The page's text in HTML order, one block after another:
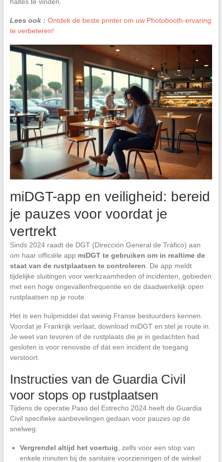
Lees ook : Ontdek de beste printer om uw Photobooth-ervaring
te verbeteren!
miDGT-app en veiligheid: bereid
je pauzes voor voordat je
vertrekt
Sinds 2024 raadt de DGT (Dirección General de Tráfico) aan
om haar officiële app miDGT te gebruiken om in realtime de
staat van de rustplaatsen te controleren . De app meldt
tijdelijke sluitingen voor werkzaamheden of incidenten, gebieden
met een hoge ongevallenfrequentie en de daadwerkelijk open
rustplaatsen op je route.
Het is een hulpmiddel dat weinig Franse bestuurders kennen.
Voordat je Frankrijk verlaat, download miDGT en stel je route in.
Je weet van tevoren of de rustplaats die je in gedachten had
gesloten is voor renovatie of dat een incident de toegang
verstoort.
Instructies van de Guardia Civil
voor stops op rustplaatsen
Tijdens de operatie Paso del Estrecho 2024 heeft de Guardia
Civil specifieke aanbevelingen gedaan voor pauzes op de
snelweg:
Vergrendel altijd het voertuig , zelfs voor een stop van
enkele minuten bij de sanitaire voorzieningen of de winkel